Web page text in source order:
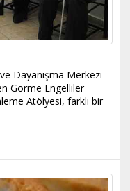
Dayanışma Merkezi
Görme Engelliler
Atölyesi, farklı bir